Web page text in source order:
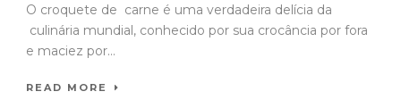
O croquete de carne é uma verdadeira delícia da
culinária mundial, conhecido por sua crocância por fora
e maciez por...
READ MORE